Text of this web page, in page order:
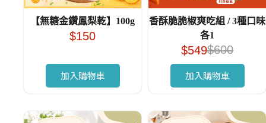
【無糖金鑽鳳梨乾】100g
$150
加入購物車
香酥脆脆椒爽吃組 / 3種口味
各1
$600
$549
加入購物車